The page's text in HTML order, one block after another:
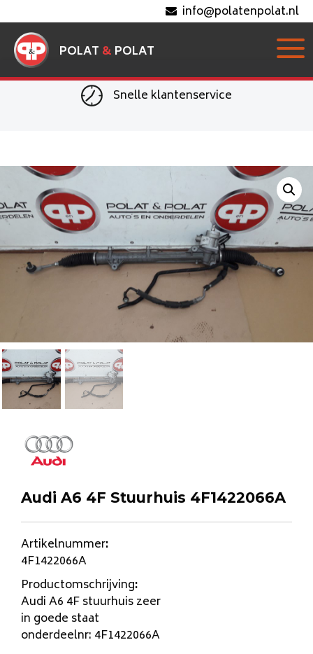
info@polatenpolat.nl
POLAT & POLAT
Snelle klantenservice
Audi A6 4F Stuurhuis 4F1422066A
Artikelnummer:
4F1422066A
Productomschrijving:
Audi A6 4F stuurhuis zeer
in goede staat
onderdeelnr: 4F1422066A